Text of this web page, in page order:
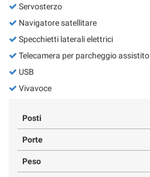
Servosterzo
Navigatore satellitare
Specchietti laterali elettrici
Telecamera per parcheggio assistito
USB
Vivavoce
Posti
Porte
Peso